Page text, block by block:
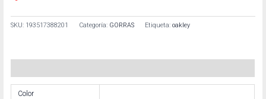
SKU: 193517388201 Categoría: GORRAS Etiqueta:oakley
Color